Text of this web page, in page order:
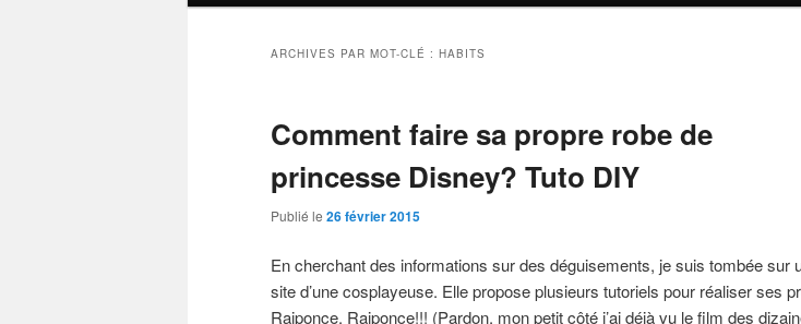
ARCHIVES PAR MOT-CLÉ : HABITS
Comment faire sa propre robe de
princesse Disney? Tuto DIY
Publié le 26 février 2015
En cherchant des informations sur des déguisements, je suis tombée sur
site d’une cosplayeuse. Elle propose plusieurs tutoriels pour réaliser ses
Raiponce. Raiponce!!! (Pardon, mon petit côté j’ai déjà vu le film des